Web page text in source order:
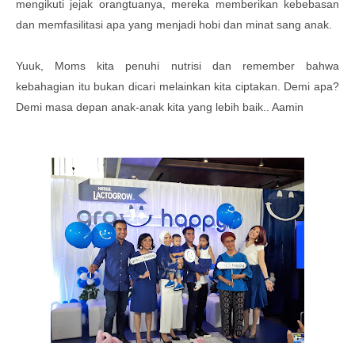
mengikuti jejak orangtuanya, mereka memberikan kebebasan
dan memfasilitasi apa yang menjadi hobi dan minat sang anak.
Yuuk, Moms kita penuhi nutrisi dan remember bahwa
kebahagian itu bukan dicari melainkan kita ciptakan. Demi apa?
Demi masa depan anak-anak kita yang lebih baik.. Aamin